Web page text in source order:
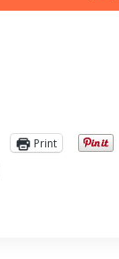
Print